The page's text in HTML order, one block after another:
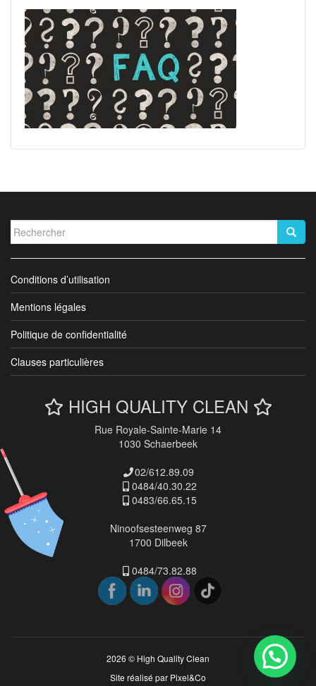
Rechercher...
Conditions d’utilisation
Mentions légales
Politique de confidentialité
Clauses particulières
HIGH QUALITY CLEAN
Rue Royale-Sainte-Marie 14
1030 Schaerbeek
02/612.89.09
0484/40.30.22
0483/66.65.15
Ninoofsesteenweg 87
1700 Dilbeek
0484/73.82.88
2026 © High Quality Clean
Site réalisé par Pixel&Co